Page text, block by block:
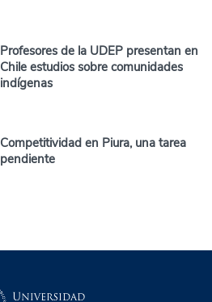
Profesores de la UDEP presentan en
Chile estudios sobre comunidades
indígenas
Competitividad en Piura, una tarea
pendiente